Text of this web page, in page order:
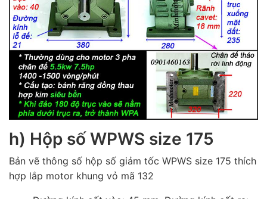
h) Hộp số WPWS size 175
Bản vẽ thông số hộp số giảm tốc WPWS size 175 thích
hợp lắp motor khung vỏ mã 132